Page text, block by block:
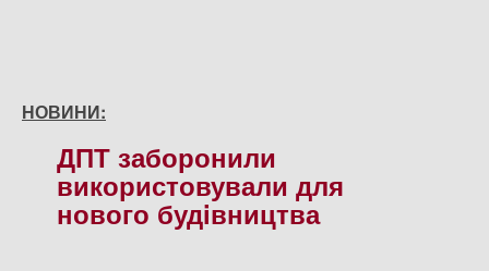
НОВИНИ:
ДПТ заборонили
використовували для
нового будiвництва